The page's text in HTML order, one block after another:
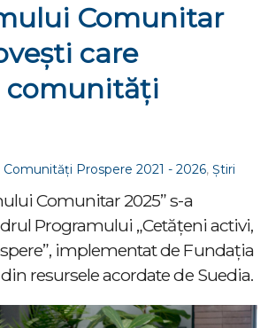
Comunitar
care
comunități
Prospere 2021 - 2026, Știri
Comunitar 2025” s-a
Programului „Cetățeni activi,
implementat de Fundația
resursele acordate de Suedia.